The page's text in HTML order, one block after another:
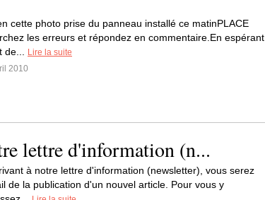
cette photo prise du panneau installé ce matinPLACE
les erreurs et répondez en commentaire.En espérant
de...
Lire la suite
2010
lettre d'information (n...
à notre lettre d'information (newsletter), vous serez
de la publication d'un nouvel article. Pour vous y